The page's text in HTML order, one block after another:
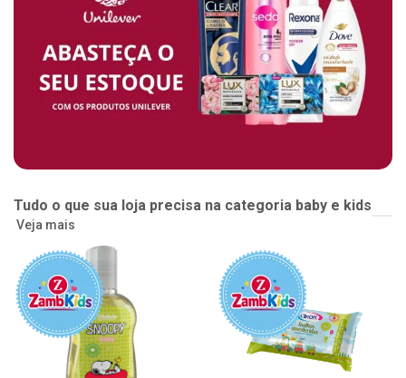
Tudo o que sua loja precisa na categoria baby e kids
Veja mais